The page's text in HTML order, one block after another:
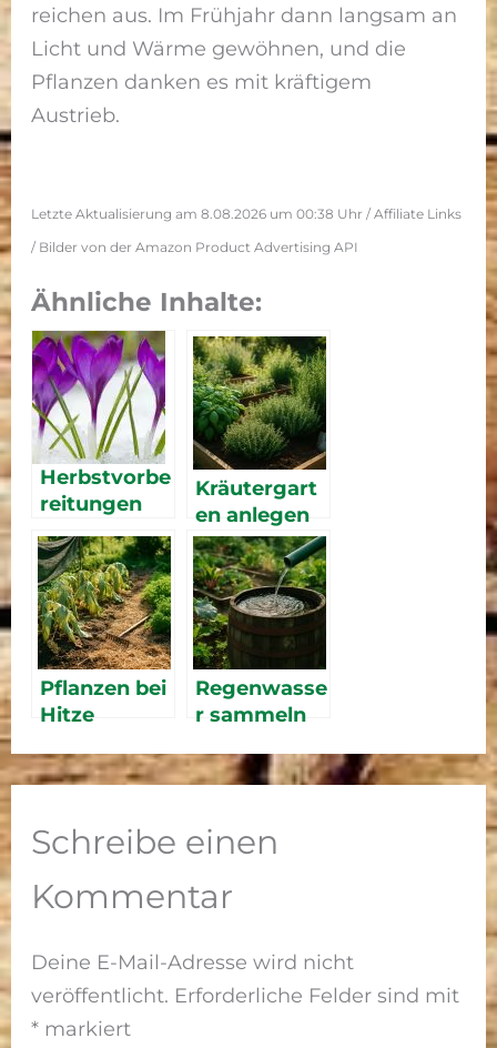
reichen aus. Im Frühjahr dann langsam an
Licht und Wärme gewöhnen, und die
Pflanzen danken es mit kräftigem
Austrieb.
Letzte Aktualisierung am 8.08.2026 um 00:38 Uhr / Affiliate Links
/ Bilder von der Amazon Product Advertising API
Ähnliche Inhalte:
Herbstvorbe
reitungen
Kräutergart
en anlegen
2026 –
Frische
Kräuter aus
dem
eigenen
Garten
ernten
Pflanzen bei
Hitze
überlebt
Regenwasse
r sammeln
Tonne, Tank
Nutzung
Schreibe einen
Kommentar
Deine E-Mail-Adresse wird nicht
veröffentlicht. Erforderliche Felder sind mit
* markiert